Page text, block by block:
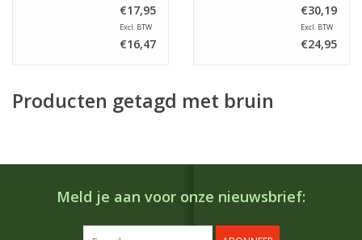
€17,95
Excl. BTW
€16,47
€30,19
Excl. BTW
€24,95
Producten getagd met bruin
Meld je aan voor onze nieuwsbrief: